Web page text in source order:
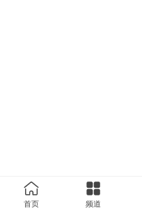
首页 频道